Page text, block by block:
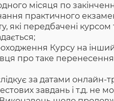
місяця по
практичного
які передбачені
Курсу на
про таке
за датами онлайн-
завдань і т.д. не